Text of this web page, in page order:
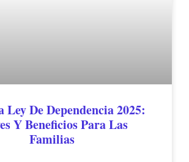
Ley De Dependencia 2025:
Y Beneficios Para Las
Familias